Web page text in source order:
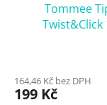
Tommee
164,46 Kč bez DPH
199 Kč